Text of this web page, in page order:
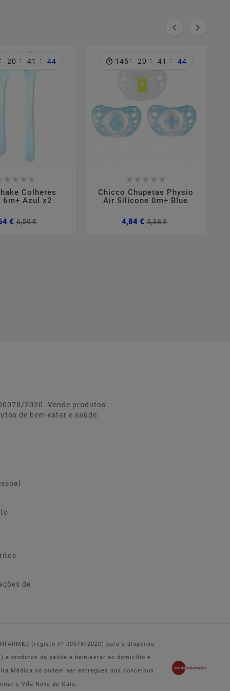
 
: 20 : 41 : 44
   
Colheres
6m+ Azul x2
€ 6,59 €
145 : 20 : 41 : 44
    
Chicco Chupetas Physio
Air Silicone 0m+ Blue
4,84 € 5,38 €
2020. Vende produtos
de bem-estar e saúde.
de
(registo nº 00078/2020) para a dispensa
e produtos de saúde e bem-estar ao domicílio e
Médica só podem ser entregues nos concelhos
e Vila Nova de Gaia.